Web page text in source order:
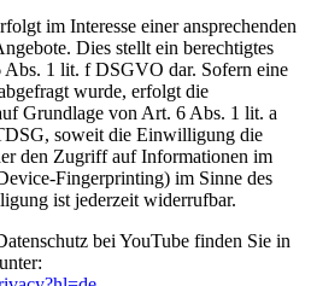
im Interesse einer ansprechenden
Dies stellt ein berechtigtes
Abs. 1 lit. f DSGVO dar. Sofern eine
wurde, erfolgt die
Grundlage von Art. 6 Abs. 1 lit. a
soweit die Einwilligung die
den Zugriff auf Informationen im
Fingerprinting) im Sinne des
ist jederzeit widerrufbar.
bei YouTube finden Sie in